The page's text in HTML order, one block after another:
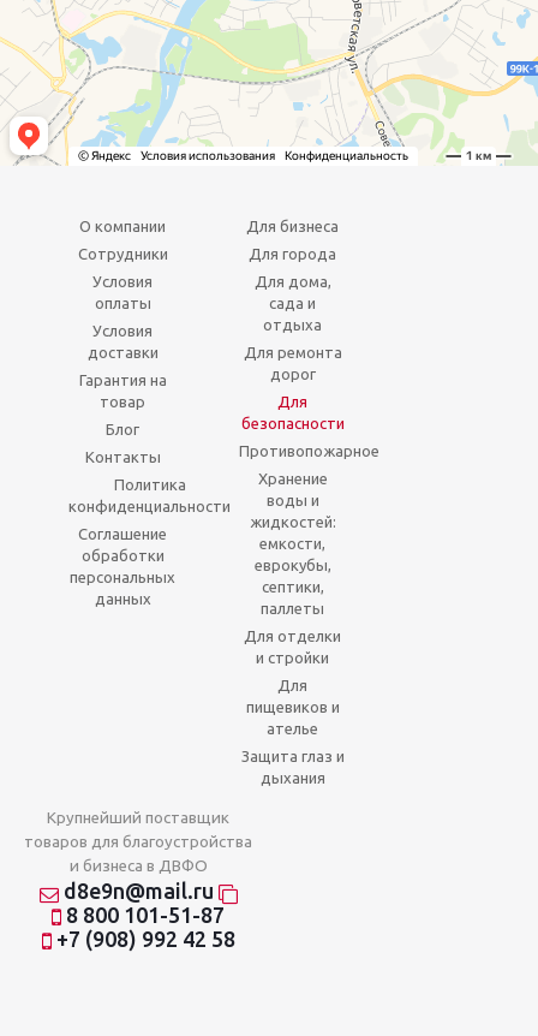
О компании
Сотрудники
Условия
оплаты
Условия
доставки
Гарантия на
товар
Блог
Контакты
Политика
конфиденциальности
Соглашение
обработки
персональных
данных
Для бизнеса
Для города
Для дома,
сада и
отдыха
Для ремонта
дорог
Для
безопасности
Противопожарное
Хранение
воды и
жидкостей:
емкости,
еврокубы,
септики,
паллеты
Для отделки
и стройки
Для
пищевиков и
ателье
Защита глаз и
дыхания
Крупнейший поставщик
товаров для благоустройства
и бизнеса в ДВФО
d8e9n@mail.ru
8 800 101-51-87
+7 (908) 992 42 58